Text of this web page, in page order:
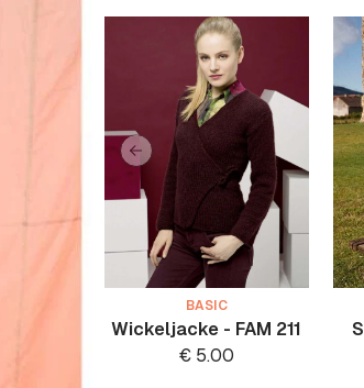
BASIC
Wickeljacke - FAM 211
€ 5.00